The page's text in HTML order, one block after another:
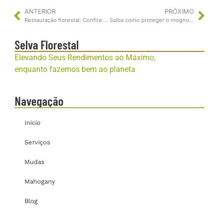
ANTERIOR
Restauração florestal: Confira 4 métodos para aplicar
PRÓXIMO
Saiba como proteger o mogno do clima frio e geada
Selva Florestal
Elevando Seus Rendimentos ao Máximo,
enquanto fazemos bem ao planeta
Navegação
Inicio
Serviços
Mudas
Mahogany
Blog